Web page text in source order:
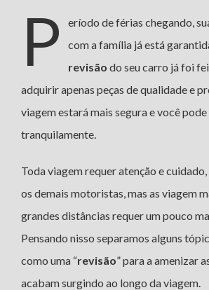
P
eríodo de férias chegando,
com a família já está
revisão do seu carro já foi
adquirir apenas peças de qualidade e
viagem estará mais segura e você
tranquilamente.
Toda viagem requer atenção e
os demais motoristas, mas as viagem
grandes distâncias requer um pouco
Pensando nisso separamos alguns
como uma “revisão” para a amenizar
acabam surgindo ao longo da viagem.